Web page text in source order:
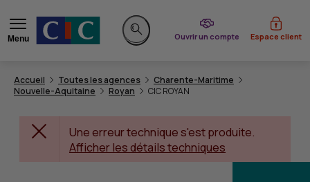
Menu
Rechercher sur le site
Ouvrir un compte
du CIC Espace client
Accueil Toutes les agences
Charente-Maritime
Nouvelle-Aquitaine
Royan CIC ROYAN
Une erreur technique s'est produite.
Afficher les détails techniques